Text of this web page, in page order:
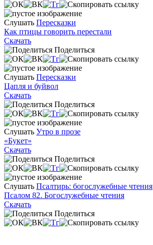
Слушать Пересказки
Как птицы говорить перестали
Скачать
Поделиться
Слушать Пересказки
Цапля и буйвол
Скачать
Поделиться
Слушать Утро в прозе
«Букет»
Скачать
Поделиться
Слушать Псалтирь: богослужебные чтения
Псалом 82. Богослужебные чтения
Скачать
Поделиться